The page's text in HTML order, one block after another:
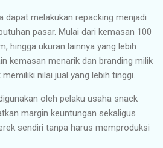
dapat melakukan repacking menjadi
pasar. Mulai dari kemasan 100
hingga ukuran lainnya yang lebih
kemasan menarik dan branding milik
nilai jual yang lebih tinggi.
oleh pelaku usaha snack
margin keuntungan sekaligus
sendiri tanpa harus memproduksi